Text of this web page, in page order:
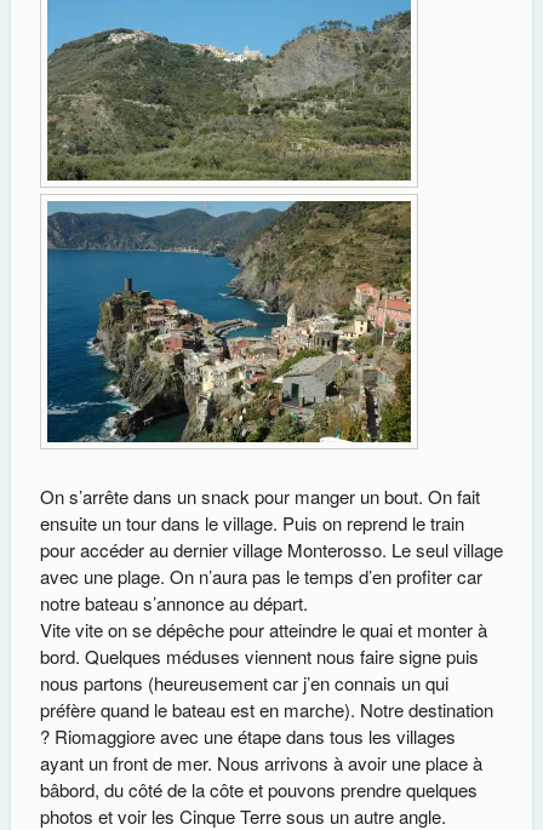
On s’arrête dans un snack pour manger un bout. On fait
ensuite un tour dans le village. Puis on reprend le train
pour accéder au dernier village Monterosso. Le seul village
avec une plage. On n’aura pas le temps d’en profiter car
notre bateau s’annonce au départ.
Vite vite on se dépêche pour atteindre le quai et monter à
bord. Quelques méduses viennent nous faire signe puis
nous partons (heureusement car j’en connais un qui
préfère quand le bateau est en marche). Notre destination
? Riomaggiore avec une étape dans tous les villages
ayant un front de mer. Nous arrivons à avoir une place à
bâbord, du côté de la côte et pouvons prendre quelques
photos et voir les Cinque Terre sous un autre angle.